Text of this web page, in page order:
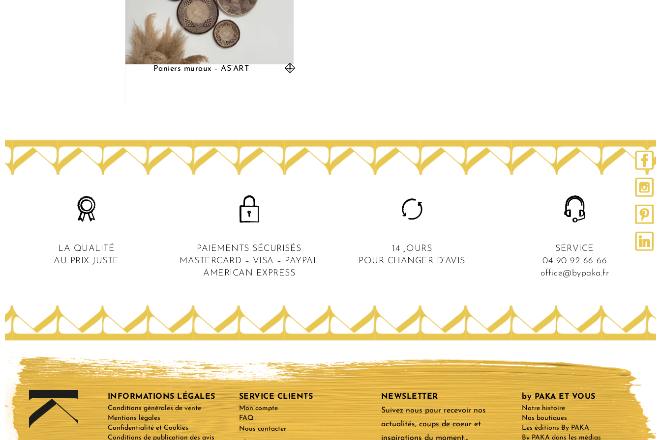
Paniers muraux – AS’ART
LA QUALITÉ
AU PRIX JUSTE
PAIEMENTS SÉCURISÉS
MASTERCARD – VISA – PAYPAL
AMERICAN EXPRESS
14 JOURS
POUR CHANGER D’AVIS
SERVICE
04 90 92 66 66
office@bypaka.fr
INFORMATIONS LÉGALES
Conditions générales de vente
Mentions légales
Confidentialité et Cookies
Conditions de publication des avis
SERVICE CLIENTS
Mon compte
FAQ
Nous contacter
NEWSLETTER
Suivez nous pour recevoir nos
actualités, coups de coeur et
inspirations du moment…
by PAKA ET VOUS
Notre histoire
Nos boutiques
Les éditions By PAKA
By PAKA dans les médias